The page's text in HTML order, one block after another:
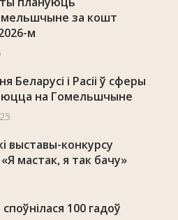
за кошт
м
Беларусі і Расіі ў сферы
на Гомельшчыне
выставы-конкурсу
мастак, я так бачу»
100 гадоў